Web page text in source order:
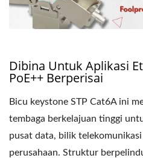
Dibina Untuk Aplikasi
PoE++ Berperisai
Bicu keystone STP Cat6A ini
tembaga berkelajuan tinggi
pusat data, bilik
perusahaan. Struktur